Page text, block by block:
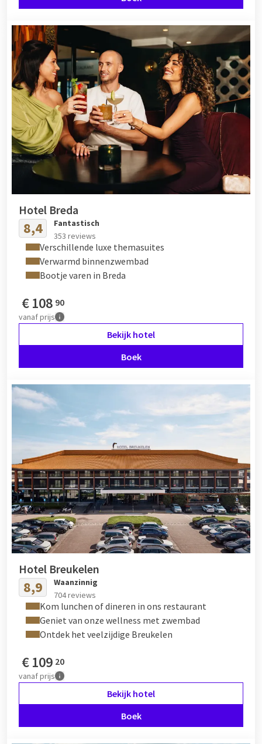
Hotel Breda
8,4
Fantastisch
353 reviews
Verschillende luxe themasuites
Verwarmd binnenzwembad
Bootje varen in Breda
€108 90
vanafprijs
Bekijk hotel
Boek
Hotel Breukelen
8,9
Waanzinnig
704 reviews
Kom lunchen of dineren in ons restaurant
Geniet van onze wellness met zwembad
Ontdek het veelzijdige Breukelen
€109 20
vanafprijs
Bekijk hotel
Boek